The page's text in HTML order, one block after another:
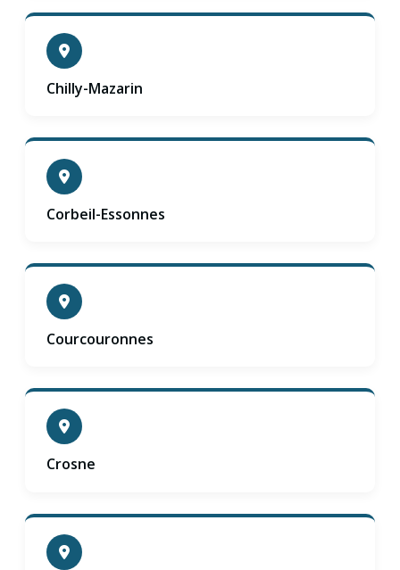
Chilly-Mazarin
Corbeil-Essonnes
Courcouronnes
Crosne